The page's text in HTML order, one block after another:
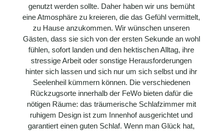
genutzt werden sollte. Daher haben wir uns bemüht
eine Atmosphäre zu kreieren, die das Gefühl vermittelt,
zu Hause anzukommen. Wir wünschen unseren
Gästen, dass sie sich von der ersten Sekunde an wohl
fühlen, sofort landen und den hektischen Alltag, ihre
stressige Arbeit oder sonstige Herausforderungen
hinter sich lassen und sich nur um sich selbst und ihr
Seelenheil kümmern können. Die verschiedenen
Rückzugsorte innerhalb der FeWo bieten dafür die
nötigen Räume: das träumerische Schlafzimmer mit
ruhigem Design ist zum Innenhof ausgerichtet und
garantiert einen guten Schlaf. Wenn man Glück hat,